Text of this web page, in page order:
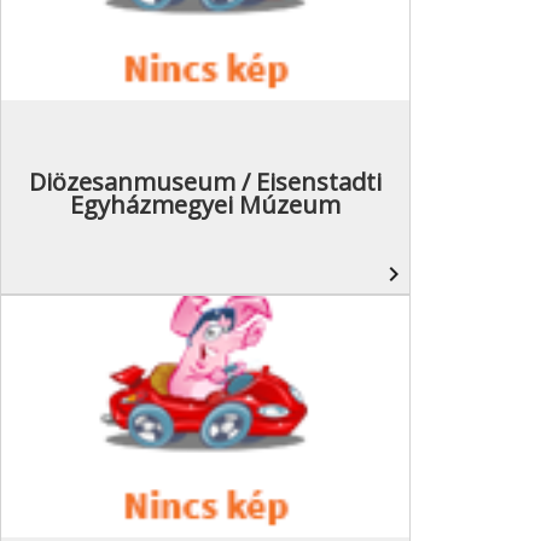
Diözesanmuseum / Eisenstadti
Egyházmegyei Múzeum
navigate_next